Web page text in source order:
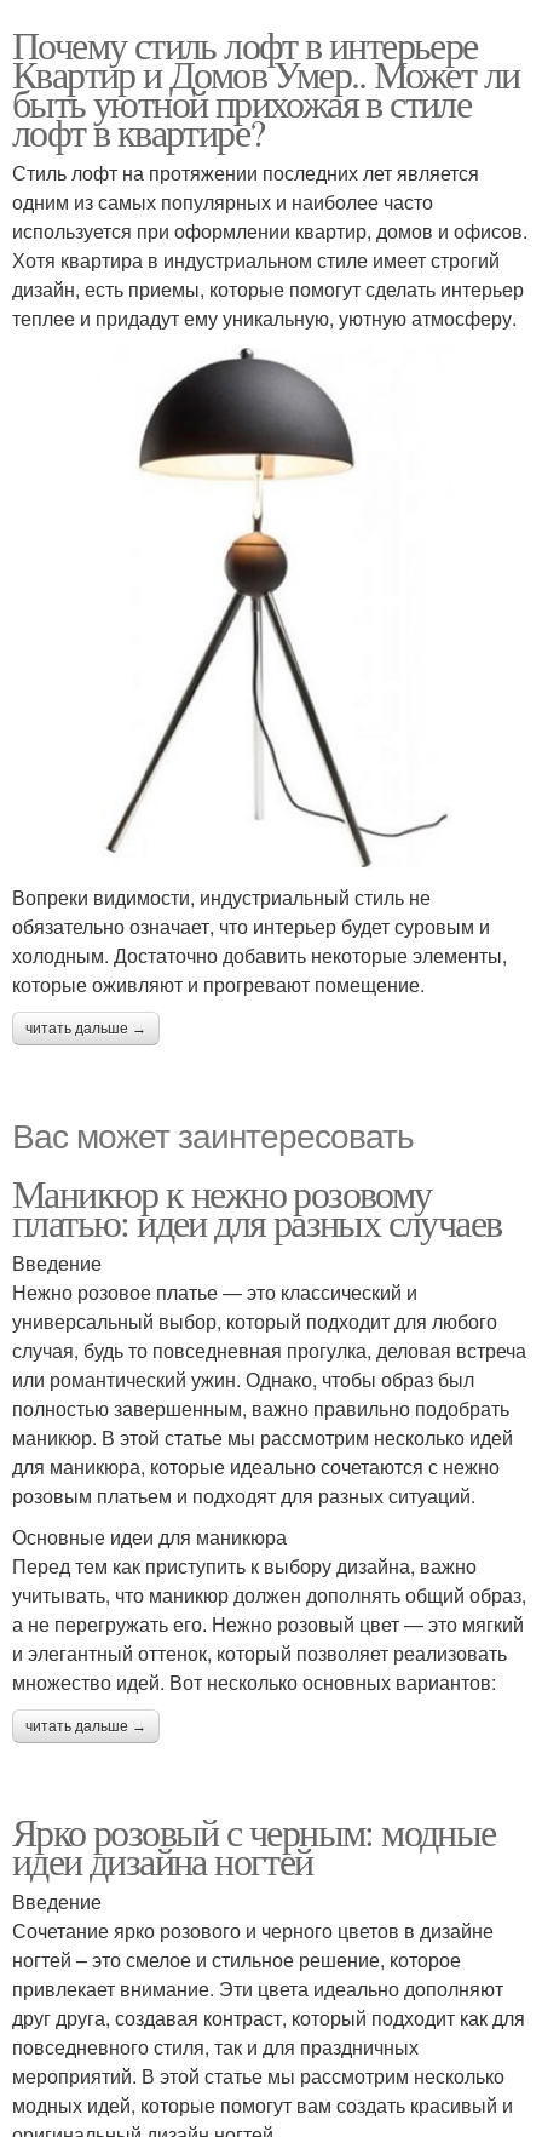
Почему стиль лофт в интерьере
Квартир и Домов Умер.. Может ли
быть уютной прихожая в стиле
лофт в квартире?
Стиль лофт на протяжении последних лет является
одним из самых популярных и наиболее часто
используется при оформлении квартир, домов и офисов.
Хотя квартира в индустриальном стиле имеет строгий
дизайн, есть приемы, которые помогут сделать интерьер
теплее и придадут ему уникальную, уютную атмосферу.
Вопреки видимости, индустриальный стиль не
обязательно означает, что интерьер будет суровым и
холодным. Достаточно добавить некоторые элементы,
которые оживляют и прогревают помещение.
читать дальше →
Вас может заинтересовать
Маникюр к нежно розовому
платью: идеи для разных случаев
Введение
Нежно розовое платье — это классический и
универсальный выбор, который подходит для любого
случая, будь то повседневная прогулка, деловая встреча
или романтический ужин. Однако, чтобы образ был
полностью завершенным, важно правильно подобрать
маникюр. В этой статье мы рассмотрим несколько идей
для маникюра, которые идеально сочетаются с нежно
розовым платьем и подходят для разных ситуаций.
Основные идеи для маникюра
Перед тем как приступить к выбору дизайна, важно
учитывать, что маникюр должен дополнять общий образ,
а не перегружать его. Нежно розовый цвет — это мягкий
и элегантный оттенок, который позволяет реализовать
множество идей. Вот несколько основных вариантов:
читать дальше →
Ярко розовый с черным: модные
идеи дизайна ногтей
Введение
Сочетание ярко розового и черного цветов в дизайне
ногтей – это смелое и стильное решение, которое
привлекает внимание. Эти цвета идеально дополняют
друг друга, создавая контраст, который подходит как для
повседневного стиля, так и для праздничных
мероприятий. В этой статье мы рассмотрим несколько
модных идей, которые помогут вам создать красивый и